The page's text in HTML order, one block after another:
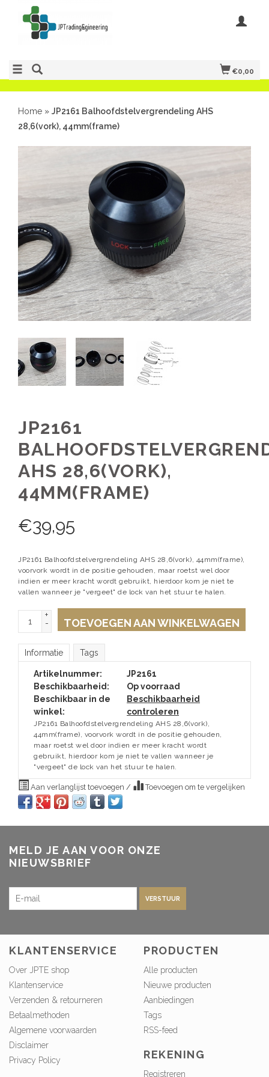
€0,00
Home » JP2161 Balhoofdstelvergrendeling AHS
28,6(vork), 44mm(frame)
JP2161
AHS 28,6(VORK),
44MM(FRAME)
€39,95
JP2161 Balhoofdstelvergrendeling AHS 28,6(vork), 44mm(frame),
voorvork wordt in de positie gehouden, maar roetst wel door
indien er meer kracht wordt gebruikt, hierdoor kom je niet te
vallen wanneer je "vergeet" de lock van het stuur te halen.
+
-
TOEVOEGEN AAN WINKELWAGEN
Informatie Tags
Artikelnummer:
JP2161
Beschikbaarheid:
Op voorraad
Beschikbaar in de
winkel:
Beschikbaarheid
controleren
JP2161 Balhoofdstelvergrendeling AHS 28,6(vork),
44mm(frame), voorvork wordt in de positie gehouden,
maar roetst wel door indien er meer kracht wordt
gebruikt, hierdoor kom je niet te vallen wanneer je
"vergeet" de lock van het stuur te halen.
Aan verlanglijst toevoegen / Toevoegen om te vergelijken
MELD JE AAN VOOR ONZE
NIEUWSBRIEF
VERSTUUR
KLANTENSERVICE
Over JPTE shop
Klantenservice
Verzenden & retourneren
Betaalmethoden
Algemene voorwaarden
Disclaimer
Privacy Policy
PRODUCTEN
Alle producten
Nieuwe producten
Aanbiedingen
Tags
RSS-feed
REKENING
Registreren